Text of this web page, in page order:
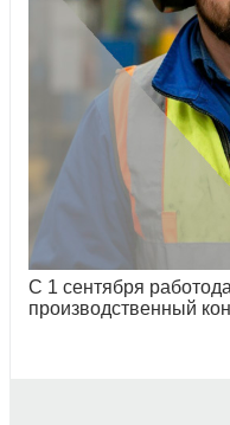
С 1 сентября
производственный